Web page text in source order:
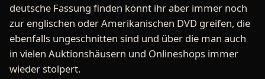
deutsche Fassung finden könnt ihr aber immer noch
zur englischen oder Amerikanischen DVD greifen, die
ebenfalls ungeschnitten sind und über die man auch
in vielen Auktionshäusern und Onlineshops immer
wieder stolpert.